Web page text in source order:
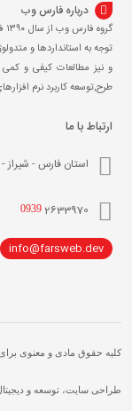
درباره فارس وب
توجه به استانداردها و
و نیز مطالعات کیفی و
طرح,توسعه کاربرد نرم
ارتباط با ما
استان فارس - شیراز -
0939 2633970
info@farsweb.dev
کلیه حقوق مادی و معنوی
طراحی سایت، توسعه و